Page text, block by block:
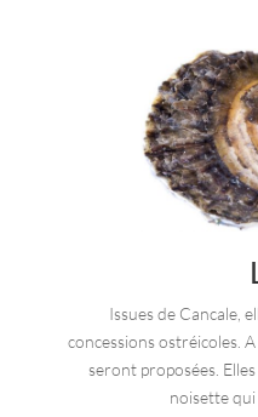
Issues de Cancale,
concessions ostréicoles.
seront proposées.
noisette